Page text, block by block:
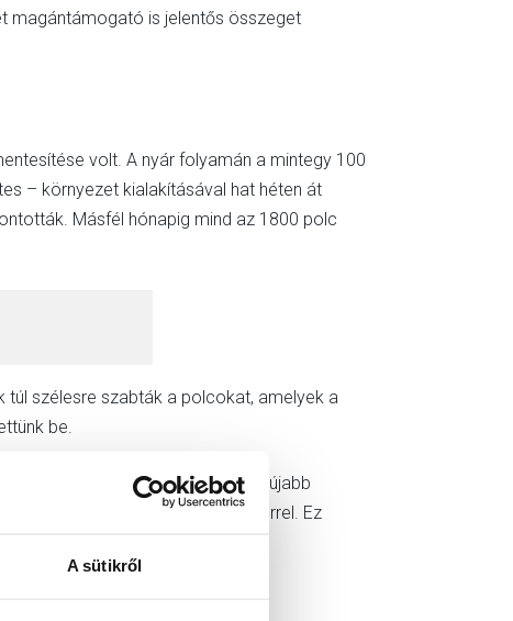
A sütikről
magántámogató is jelentős összeget
volt. A nyár folyamán a mintegy 100
– környezet kialakításával hat héten át
Másfél hónapig mind az 1800 polc
túl szélesre szabták a polcokat, amelyek a
be.
szennyeződésektől, hogy egy újabb
biocid tartalmú faanyagvédőszerrel. Ez
penész, bogár – ellen.